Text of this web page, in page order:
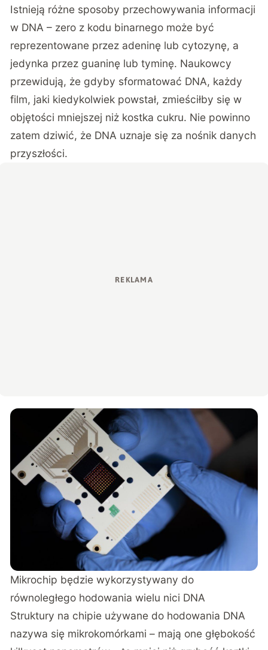
Istnieją różne sposoby przechowywania informacji
w DNA – zero z kodu binarnego może być
reprezentowane przez adeninę lub cytozynę, a
jedynka przez guaninę lub tyminę. Naukowcy
przewidują, że gdyby sformatować DNA, każdy
film, jaki kiedykolwiek powstał, zmieściłby się w
objętości mniejszej niż kostka cukru. Nie powinno
zatem dziwić, że DNA uznaje się za nośnik danych
przyszłości.
Mikrochip będzie wykorzystywany do
równoległego hodowania wielu nici DNA
Struktury na chipie używane do hodowania DNA
nazywa się mikrokomórkami – mają one głębokość